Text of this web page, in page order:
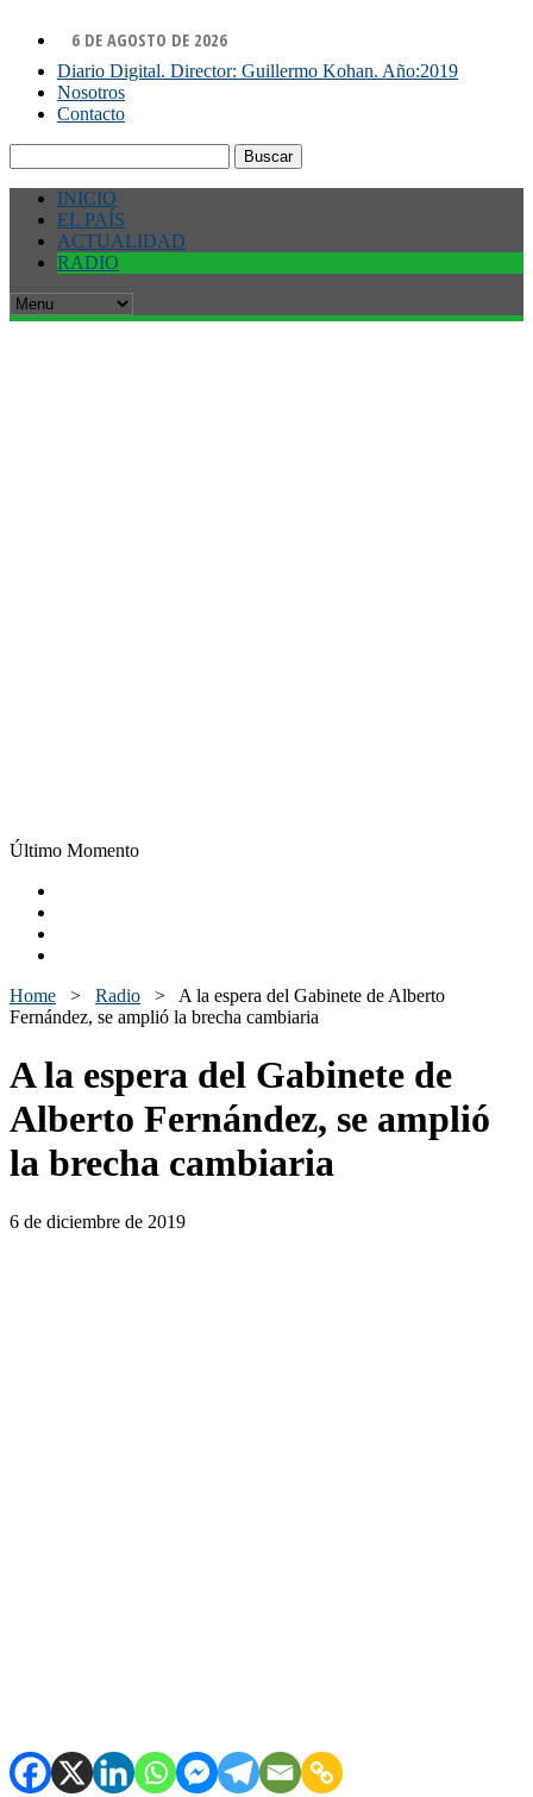
6 DE AGOSTO DE 2026
Diario Digital. Director: Guillermo Kohan. Año:2019
Nosotros
Contacto
INICIO
EL PAÍS
ACTUALIDAD
RADIO
Último Momento
Home > Radio > A la espera del Gabinete de Alberto
Fernández, se amplió la brecha cambiaria
A la espera del Gabinete de
Alberto Fernández, se amplió
la brecha cambiaria
6 de diciembre de 2019